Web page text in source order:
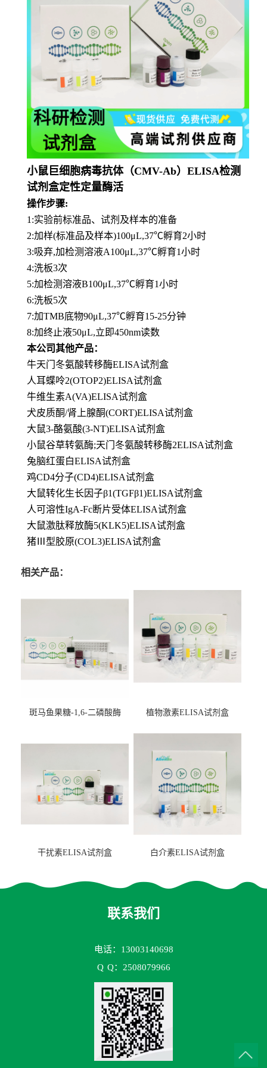
小鼠巨细胞病毒抗体（CMV-Ab）ELISA检测
试剂盒定性定量酶活
操作步骤:
1:实验前标准品、试剂及样本的准备
2:加样(标准品及样本)100μL,37℃孵育2小时
3:吸弃,加检测溶液A100μL,37℃孵育1小时
4:洗板3次
5:加检测溶液B100μL,37℃孵育1小时
6:洗板5次
7:加TMB底物90μL,37℃孵育15-25分钟
8:加终止液50μL,立即450nm读数
本公司其他产品：
牛天门冬氨酸转移酶ELISA试剂盒
人耳蝶呤2(OTOP2)ELISA试剂盒
牛维生素A(VA)ELISA试剂盒
犬皮质酮/肾上腺酮(CORT)ELISA试剂盒
大鼠3-酪氨酸(3-NT)ELISA试剂盒
小鼠谷草转氨酶;天门冬氨酸转移酶2ELISA试剂盒
兔脑红蛋白ELISA试剂盒
鸡CD4分子(CD4)ELISA试剂盒
大鼠转化生长因子β1(TGFβ1)ELISA试剂盒
人可溶性IgA-Fc断片受体ELISA试剂盒
大鼠激肽释放酶5(KLK5)ELISA试剂盒
猪Ⅲ型胶原(COL3)ELISA试剂盒
相关产品：
斑马鱼果糖-1,6-二磷酸酶
盒
植物激素ELISA试剂盒
干扰素ELISA试剂盒 白介素ELISA试剂盒
联系我们
电话：13003140698
Q Q：2508079966